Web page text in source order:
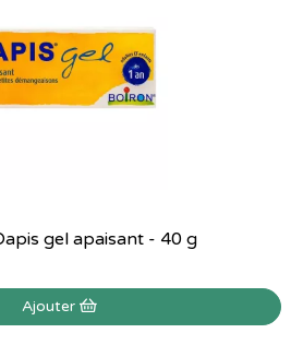
gel apaisant - 40 g
Ajouter